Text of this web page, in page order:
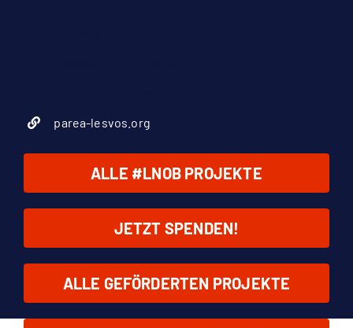
parea-lesvos.org
ALLE #LNOB PROJEKTE
JETZT SPENDEN!
ALLE GEFÖRDERTEN PROJEKTE